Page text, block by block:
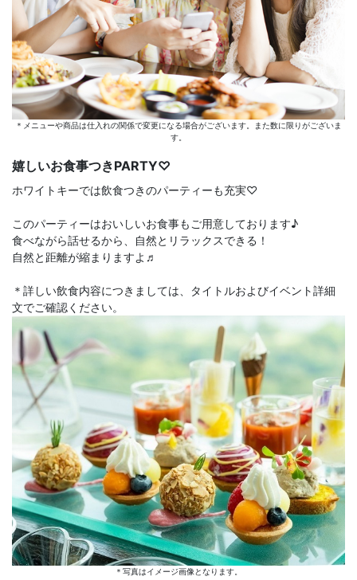
＊メニューや商品は仕入れの関係で変更になる場合がございます。また数に限りがございま
す。
嬉しいお食事つきPARTY♡
ホワイトキーでは飲食つきのパーティーも充実♡
このパーティーはおいしいお食事もご用意しております♪
食べながら話せるから、自然とリラックスできる！
自然と距離が縮まりますよ♬
＊詳しい飲食内容につきましては、タイトルおよびイベント詳細
文でご確認ください。
＊写真はイメージ画像となります。